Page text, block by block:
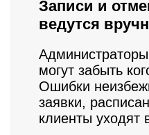
Как AppEvent
автоматизирует
работу